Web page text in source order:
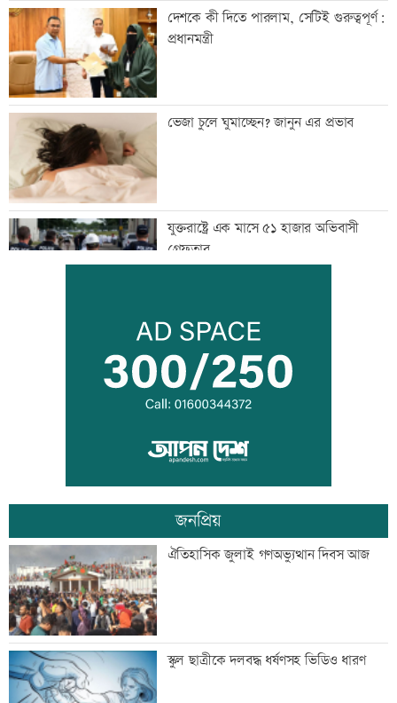
দেশকে কী দিতে পারলাম, সেটিই গুরুত্বপূর্ণ:
প্রধানমন্ত্রী
ভেজা চুলে ঘুমাচ্ছেন? জানুন এর প্রভাব
যুক্তরাষ্ট্রে এক মাসে ৫১ হাজার অভিবাসী
গ্রেফতার
কালীগঞ্জের সেন্ট নিকোলাস চার্চ: ঐতিহ্য ও
সম্প্রীতির প্রতীক
‘শিশুদের সুস্থ বিকাশে নিয়মিত স্বাস্থ্য পরীক্ষা
গুরুত্বপূর্ণ’
মেসিকে বোমা মেরে উড়িয়ে দেয়ার হুমকি
ব্যাংক এশিয়াতে নিয়োগ বিজ্ঞপ্তি
জনপ্রিয়
ঐতিহাসিক জুলাই গণঅভ্যুত্থান দিবস আজ
স্কুল ছাত্রীকে দলবদ্ধ ধর্ষণসহ ভিডিও ধারণ